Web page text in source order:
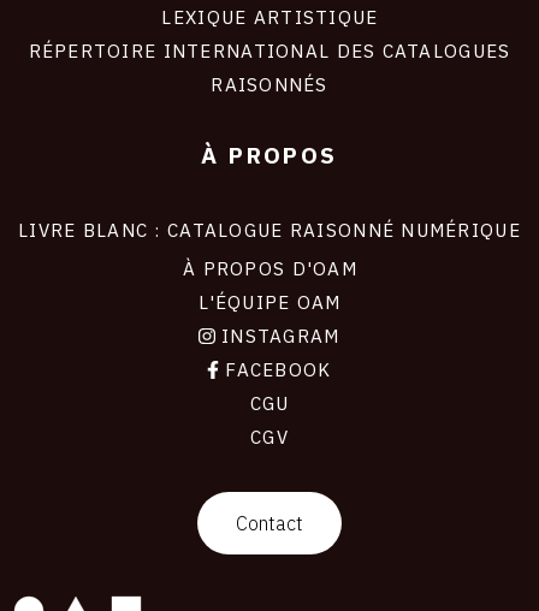
LEXIQUE ARTISTIQUE
RÉPERTOIRE INTERNATIONAL DES CATALOGUES
RAISONNÉS
À PROPOS
LIVRE BLANC : CATALOGUE RAISONNÉ NUMÉRIQUE
À PROPOS D'OAM
L'ÉQUIPE OAM
INSTAGRAM
FACEBOOK
CGU
CGV
Contact